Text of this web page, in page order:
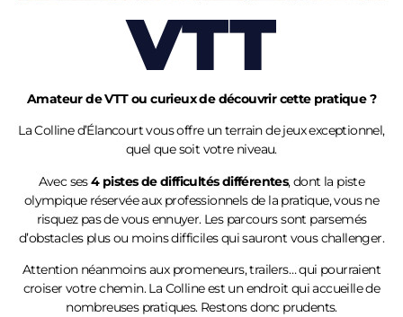
VTT
Amateur de VTT ou curieux de découvrir cette pratique ?
La Collined’Élancourtvous offre un terrain de jeux exceptionnel,
quel que soit votre niveau.
Avec ses4 pistes de difficultés différentes, dont la piste
olympique réservée aux professionnels de la pratique, vous ne
risquez pas de vous ennuyer. Les parcours sont parsemés
d’obstacles plus ou moins difficiles qui sauront vous challenger.
Attention néanmoins aux promeneurs, trailers… qui pourraient
croiser votre chemin. La Colline est un endroit qui accueille de
nombreuses pratiques. Restons donc prudents.